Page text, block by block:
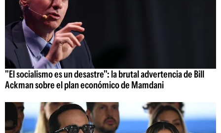
"El socialismo es un desastre": la brutal advertencia de Bill
Ackman sobre el plan económico de Mamdani